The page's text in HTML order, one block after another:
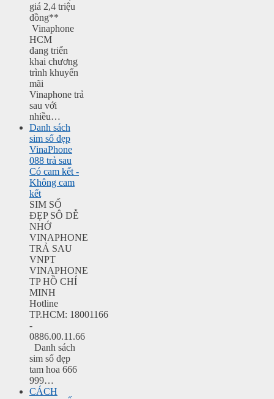
giá 2,4 triệu
đồng**
Vinaphone
HCM
đang triển
khai chương
trình khuyến
mãi
Vinaphone trả
sau với
nhiều…
Danh sách
sim số đẹp
VinaPhone
088 trả sau
Có cam kết -
Không cam
kết
SIM SỐ
ĐẸP SÔ DỄ
NHỚ
VINAPHONE
TRẢ SAU
VNPT
VINAPHONE
TP HỒ CHÍ
MINH
Hotline
TP.HCM: 18001166
-
0886.00.11.66
Danh sách
sim số đẹp
tam hoa 666
999…
CÁCH